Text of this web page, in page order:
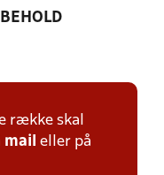
række skal
mail eller på